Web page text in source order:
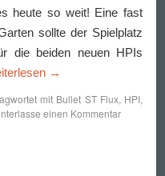
heute so weit! Eine fast
sollte der Spielplatz
die beiden neuen HPIs
→
mit Bullet ST Flux, HPI,
einen Kommentar